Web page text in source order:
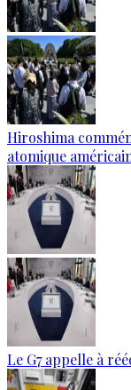
Hiroshima
atomique
Le G7 appelle à